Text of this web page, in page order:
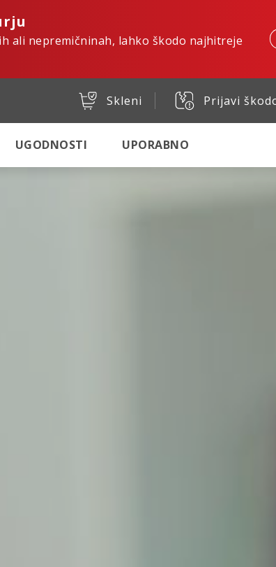
ali nepremičninah, lahko škodo najhitreje
Skleni Prijavi
UGODNOSTI UPORABNO